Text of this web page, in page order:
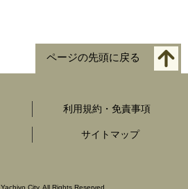
ページの先頭に戻る
利用規約・免責事項
サイトマップ
Yachiyo City. All Rights Reserved.